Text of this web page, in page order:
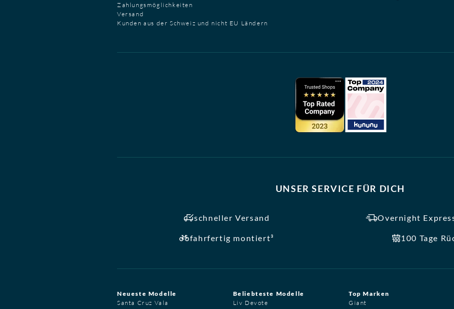
Zahlungsmöglichkeiten
Versand
Kunden aus der Schweiz und nicht EU Ländern
UNSER SERVICE FÜR DICH
schneller Versand Overnight
fahrfertig montiert³ 100 Tage
Neueste Modelle
Santa Cruz Vala
Beliebteste Modelle
Liv Devote
Top Marken
Giant